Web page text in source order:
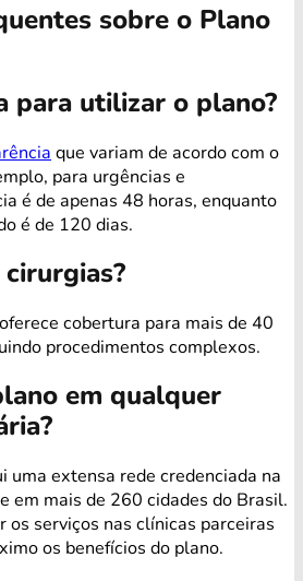
sobre o Plano
para utilizar o plano?
que variam de acordo com o
para urgências e
é de apenas 48 horas, enquanto
é de 120 dias.
cobertura para mais de 40
procedimentos complexos.
em qualquer
uma extensa rede credenciada na
em mais de 260 cidades do Brasil.
os serviços nas clínicas parceiras
os benefícios do plano.